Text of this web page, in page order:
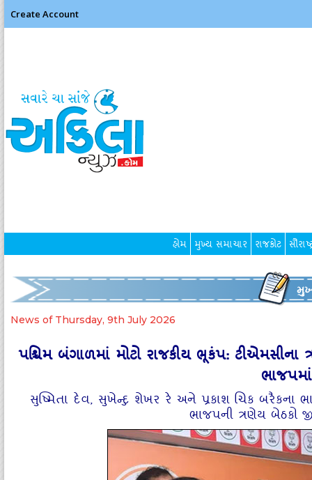
Create Account
હોમ મુખ્ય સમાચાર રાજકોટ
News of Thursday, 9th July 2026
પશ્ચિમ બંગાળમાં મોટો રાજકીય ભૂકંપ: ટીએમસીના
સુષ્મિતા દેવ, સુખેન્દુ શેખર રે અને પ્રકાશ ચિક બરૈકના
ભાજપની ત્રણેય બેઠકો